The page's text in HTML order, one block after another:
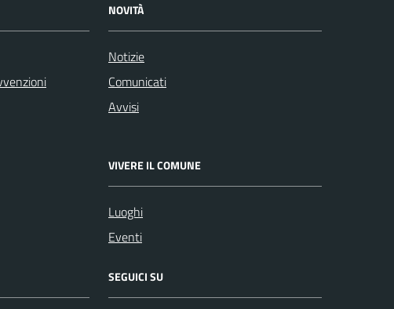
NOVITÀ
Notizie
Comunicati
Avvisi
VIVERE IL COMUNE
Luoghi
Eventi
SEGUICI SU